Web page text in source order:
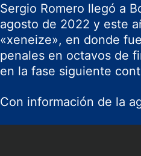
Sergio Romero llegó a
agosto de 2022 y este
«xeneize», en donde
penales en octavos de
en la fase siguiente
Con información de la